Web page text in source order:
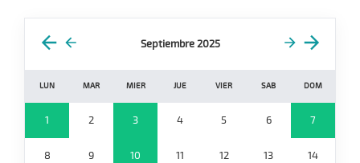
Septiembre 2025
LUN MAR MIER JUE VIER SAB DOM
1 2 3 4 5 6 7
8 9 10 11 12 13 14